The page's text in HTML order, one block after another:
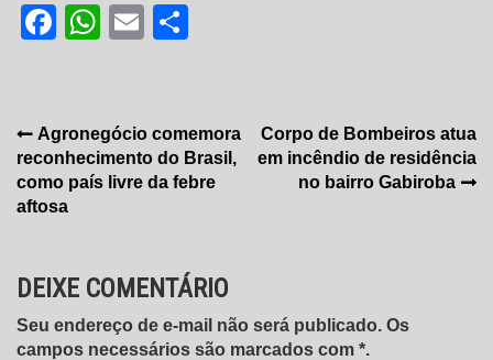
Facebook
WhatsApp
Email
Navegação
de
Post
Agronegócio comemora
reconhecimento do Brasil,
como país livre da febre
aftosa
Corpo de Bombeiros atua
em incêndio de residência
no bairro Gabiroba
DEIXE COMENTÁRIO
Seu endereço de e-mail não será publicado. Os
campos necessários são marcados com *.